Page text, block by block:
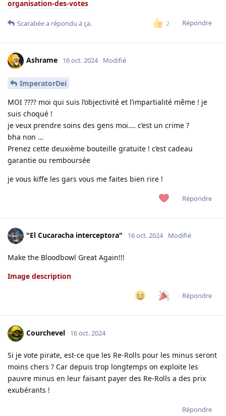
organisation-des-votes
2 Répondre
Scarabéea répondu à ça.
Ashrame 16 oct. 2024 Modifié
ImperatorDei
MOI ???? moi qui suis l’objectivité et l’impartialité même ! je
suis choqué !
je veux prendre soins des gens moi…. c’est un crime ?
bha non …
Prenez cette deuxième bouteille gratuite ! c’est cadeau
garantie ou remboursée
je vous kiffe les gars vous me faites bien rire !
Répondre
"El Cucaracha interceptora" 16 oct. 2024 Modifié
Make the Bloodbowl Great Again!!!
Image description
Répondre
Courchevel 16 oct. 2024
Si je vote pirate, est-ce que les Re-Rolls pour les minus seront
moins chers ? Car depuis trop longtemps on exploite les
pauvre minus en leur faisant payer des Re-Rolls a des prix
exubérants !
Répondre